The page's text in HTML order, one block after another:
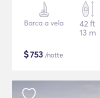
Barca a vela
42 ft
13 m
$753 /notte